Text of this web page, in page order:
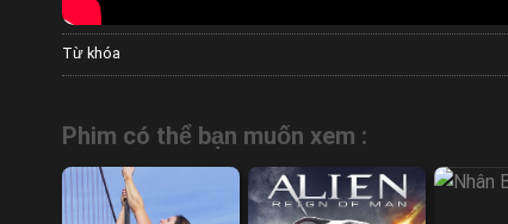
Từ khóa
Phim có thể bạn muốn xem :